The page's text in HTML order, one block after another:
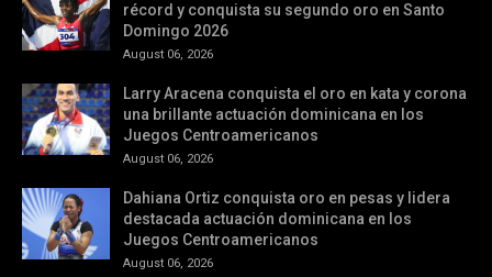
récord y conquista su segundo oro en Santo
Domingo 2026
August 06, 2026
Larry Aracena conquista el oro en kata y corona
una brillante actuación dominicana en los
Juegos Centroamericanos
August 06, 2026
Dahiana Ortiz conquista oro en pesas y lidera
destacada actuación dominicana en los
Juegos Centroamericanos
August 06, 2026